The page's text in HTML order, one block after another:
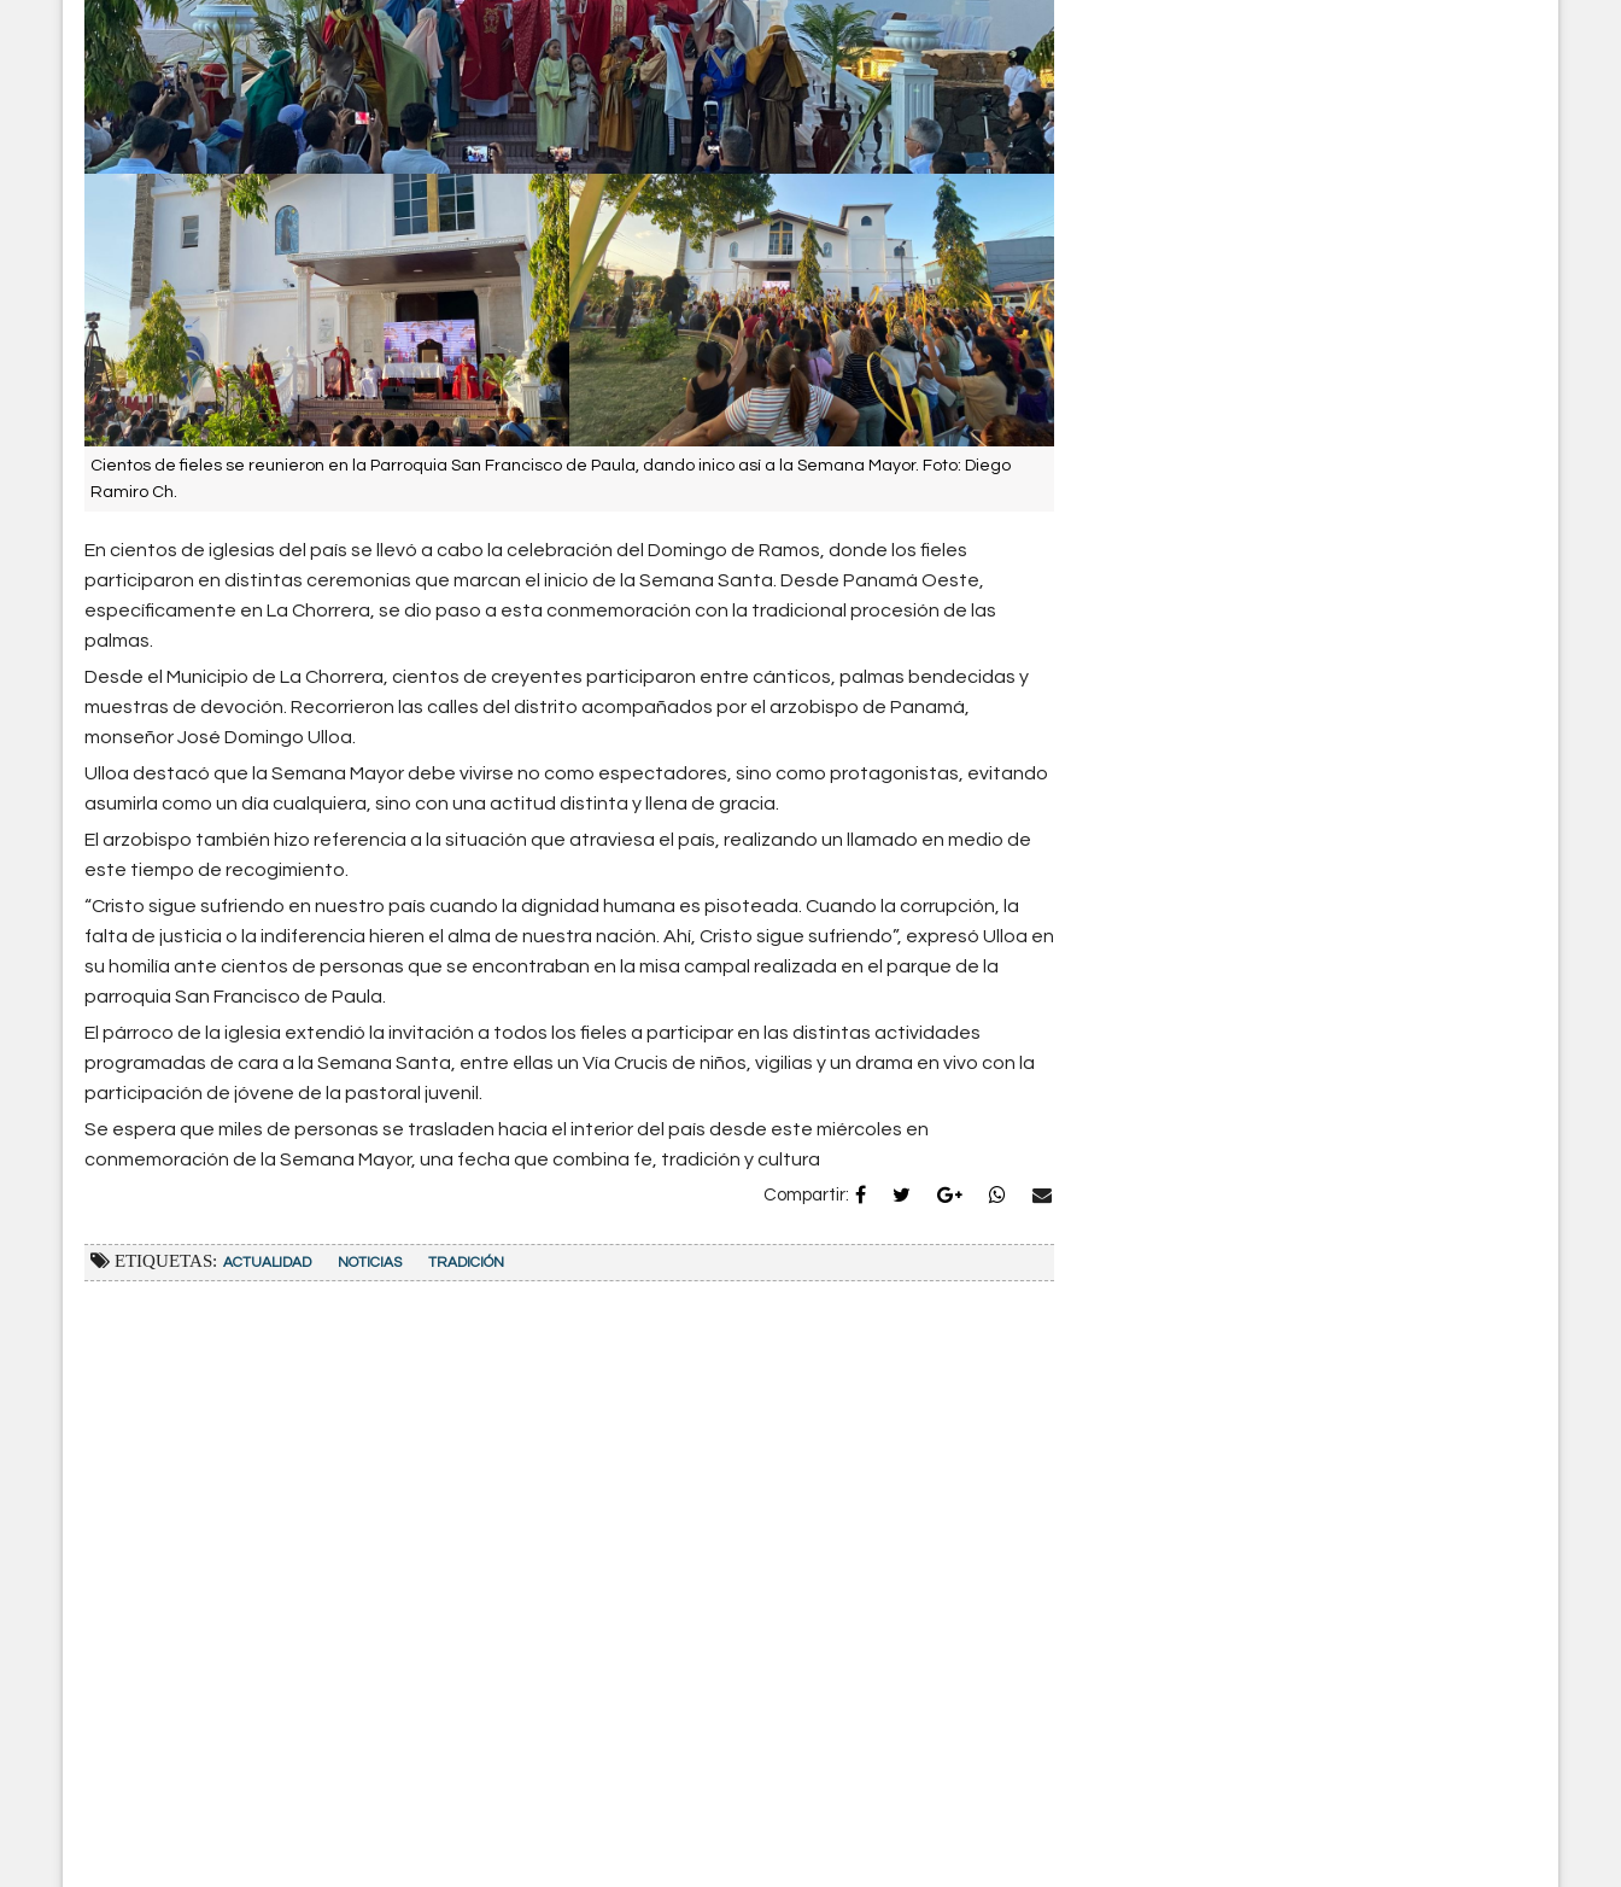
Cientos de fieles se reunieron en la Parroquia San Francisco de Paula, dando inico así a la Semana Mayor. Foto: Diego
Ramiro Ch.
En cientos de iglesias del país se llevó a cabo la celebración del Domingo de Ramos, donde los fieles
participaron en distintas ceremonias que marcan el inicio de la Semana Santa. Desde Panamá Oeste,
específicamente en La Chorrera, se dio paso a esta conmemoración con la tradicional procesión de las
palmas.
Desde el Municipio de La Chorrera, cientos de creyentes participaron entre cánticos, palmas bendecidas y
muestras de devoción. Recorrieron las calles del distrito acompañados por el arzobispo de Panamá,
monseñor José Domingo Ulloa.
Ulloa destacó que la Semana Mayor debe vivirse no como espectadores, sino como protagonistas, evitando
asumirla como un día cualquiera, sino con una actitud distinta y llena de gracia.
El arzobispo también hizo referencia a la situación que atraviesa el país, realizando un llamado en medio de
este tiempo de recogimiento.
“Cristo sigue sufriendo en nuestro país cuando la dignidad humana es pisoteada. Cuando la corrupción, la
falta de justicia o la indiferencia hieren el alma de nuestra nación. Ahí, Cristo sigue sufriendo”, expresó Ulloa en
su homilía ante cientos de personas que se encontraban en la misa campal realizada en el parque de la
parroquia San Francisco de Paula.
El párroco de la iglesia extendió la invitación a todos los fieles a participar en las distintas actividades
programadas de cara a la Semana Santa, entre ellas un Vía Crucis de niños, vigilias y un drama en vivo con la
participación de jóvene de la pastoral juvenil.
Se espera que miles de personas se trasladen hacia el interior del país desde este miércoles en
conmemoración de la Semana Mayor, una fecha que combina fe, tradición y cultura
Compartir:
ETIQUETAS: ACTUALIDAD NOTICIAS TRADICIÓN